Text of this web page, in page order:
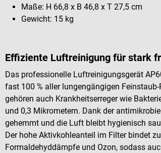
Maße: H 66,8 x B 46,8 x T 27,5 cm
Gewicht: 15 kg
Effiziente Luftreinigung für stark
Das professionelle Luftreinigungsgerät
fast 100 % aller lungengängigen
gehören auch Krankheitserreger wie
und 0,3 Mikrometern. Dank der
gehemmt und die Luft bleibt hygienisch
Der hohe Aktivkohleanteil im Filter bindet
Formaldehyddämpfe und Ozon, sodass